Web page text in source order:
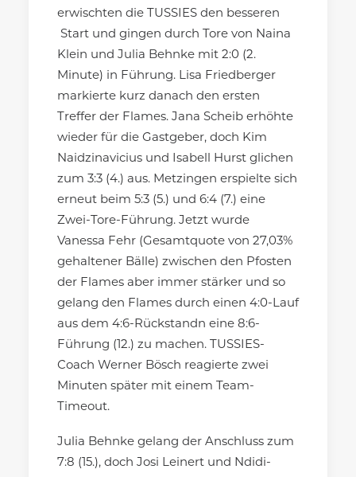
erwischten die TUSSIES den besseren
Start und gingen durch Tore von Naina
Klein und Julia Behnke mit 2:0 (2.
Minute) in Führung. Lisa Friedberger
markierte kurz danach den ersten
Treffer der Flames. Jana Scheib erhöhte
wieder für die Gastgeber, doch Kim
Naidzinavicius und Isabell Hurst glichen
zum 3:3 (4.) aus. Metzingen erspielte sich
erneut beim 5:3 (5.) und 6:4 (7.) eine
Zwei-Tore-Führung. Jetzt wurde
Vanessa Fehr (Gesamtquote von 27,03%
gehaltener Bälle) zwischen den Pfosten
der Flames aber immer stärker und so
gelang den Flames durch einen 4:0-Lauf
aus dem 4:6-Rückstandn eine 8:6-
Führung (12.) zu machen. TUSSIES-
Coach Werner Bösch reagierte zwei
Minuten später mit einem Team-
Timeout.
Julia Behnke gelang der Anschluss zum
7:8 (15.), doch Josi Leinert und Ndidi-